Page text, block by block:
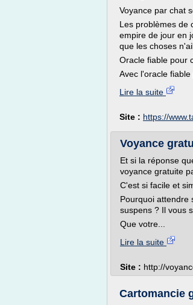
Voyance par chat
Les problèmes de
empire de jour en
que les choses
Oracle fiable pour
Avec l'oracle fiable
Lire la suite
Site : https://
Voyance
Et si la réponse
voyance gratuite
C'est si facile et
Pourquoi attendre
suspens ? Il vous
Que votre...
Lire la suite
Site : http://
Cartomancie